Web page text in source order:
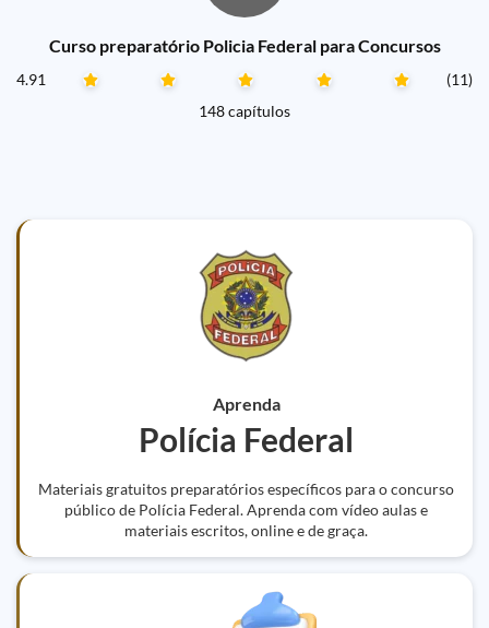
Curso preparatório Policia Federal para Concursos
4.91
(11)
148 capítulos
Aprenda
Polícia Federal
Materiais gratuitos preparatórios específicos para o concurso
público de Polícia Federal. Aprenda com vídeo aulas e
materiais escritos, online e de graça.